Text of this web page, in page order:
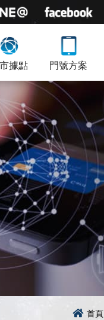
據點 門號方案
首頁